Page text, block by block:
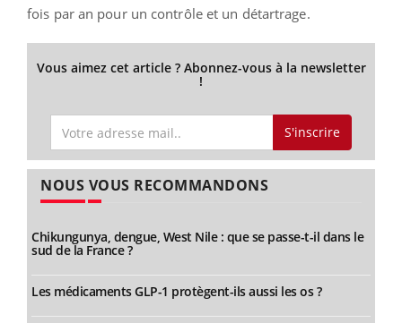
fois par an pour un contrôle et un détartrage.
Vous aimez cet article ? Abonnez-vous à la newsletter
!
S'inscrire
NOUS VOUS RECOMMANDONS
Chikungunya, dengue, West Nile : que se passe-t-il dans le
sud de la France ?
Les médicaments GLP-1 protègent-ils aussi les os ?